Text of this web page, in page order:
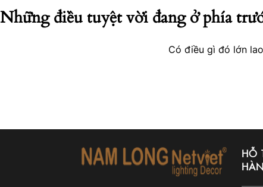
Những điều tuyệt vời đang ở phía
Có điều gì đó lớn
HỖ